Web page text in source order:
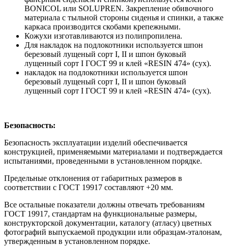
BONICOL или SOLUPREN. Закрепление обивочного
материала с тыльной стороны сиденья и спинки, а также
каркаса производится скобами крепежными.
Кожухи изготавливаются из полипропилена.
Для накладок на подлокотники используется шпон
березовый лущеный сорт I, II и шпон буковый
лущенный сорт I ГОСТ 99 и клей «RESIN 474» (сух).
накладок на подлокотники используется шпон
березовый лущеный сорт I, II и шпон буковый
лущенный сорт I ГОСТ 99 и клей «RESIN 474» (сух).
Безопасность:
Безопасность эксплуатации изделий обеспечивается
конструкцией, применяемыми материалами и подтверждается
испытаниями, проведенными в установленном порядке.
Предельные отклонения от габаритных размеров в
соответствии с ГОСТ 19917 составляют +20 мм.
Все остальные показатели должны отвечать требованиям
ГОСТ 19917, стандартам на функциональные размеры,
конструкторской документации, каталогу (атласу) цветных
фотографий выпускаемой продукции или образцам-эталонам,
утвержденным в установленном порядке.